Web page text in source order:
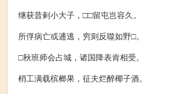
继获昔剌小大子，□□留屯岂容久。
所俘病亡或逋逃，穷则反噬如野□。
□秋班师会占城，诸国降表肯相受。
梢工满载槟榔果，征夫烂醉椰子酒。